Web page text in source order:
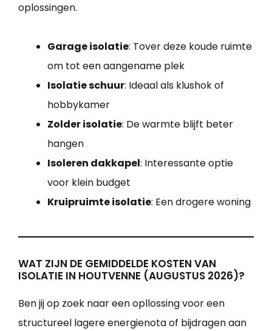
oplossingen.
Garage isolatie: Tover deze koude ruimte
om tot een aangename plek
Isolatie schuur: Ideaal als klushok of
hobbykamer
Zolder isolatie: De warmte blijft beter
hangen
Isoleren dakkapel: Interessante optie
voor klein budget
Kruipruimte isolatie: Een drogere woning
WAT ZIJN DE GEMIDDELDE KOSTEN VAN
ISOLATIE IN HOUTVENNE (AUGUSTUS 2026)?
Ben jij op zoek naar een opllossing voor een
structureel lagere energienota of bijdragen aan